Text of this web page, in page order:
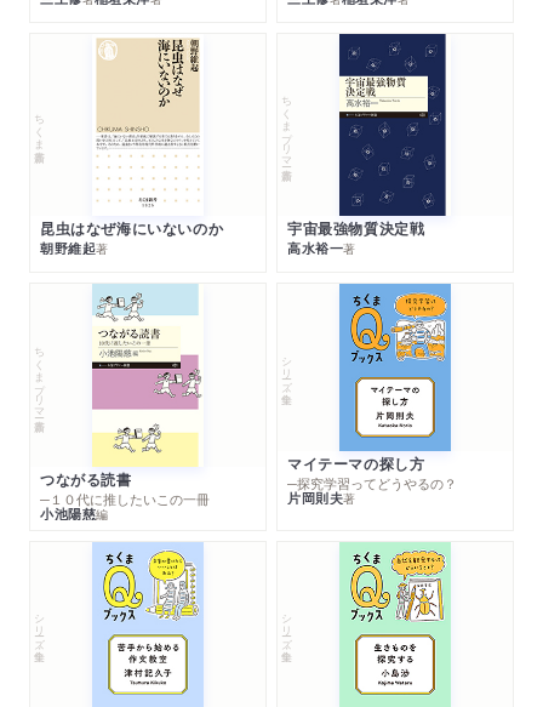
ちくま新書
昆虫はなぜ海にいないのか
朝野維起著
ちくまプリマー新書
宇宙最強物質決定戦
高水裕一著
ちくまプリマー新書
つながる読書
─１０代に推したいこの一冊
小池陽慈編
シリーズ・全集
マイテーマの探し方
─探究学習ってどうやるの？
片岡則夫著
シリーズ・全集 シリーズ・全集